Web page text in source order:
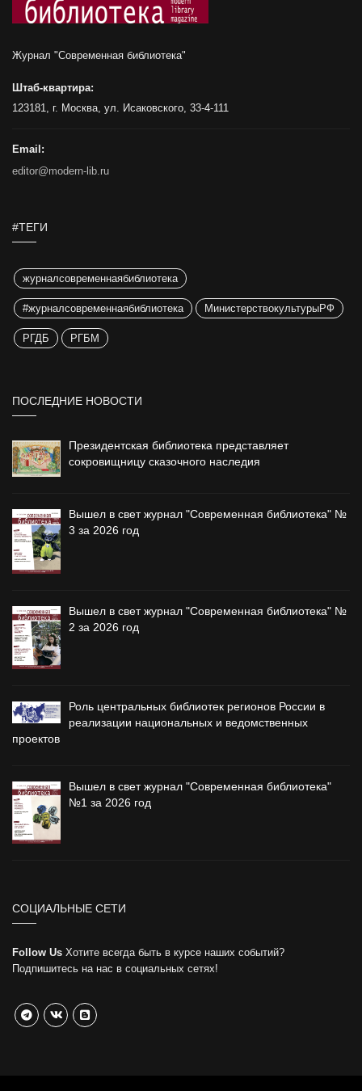
Журнал "Современная библиотека"
Штаб-квартира:
123181, г. Москва, ул. Исаковского, 33-4-111
Email:
editor@modern-lib.ru
#ТЕГИ
журналсовременнаябиблиотека
#журналсовременнаябиблиотека МинистерствокультурыРФ
РГДБ РГБМ
ПОСЛЕДНИЕ НОВОСТИ
Президентская библиотека представляет
сокровищницу сказочного наследия
Вышел в свет журнал "Современная библиотека" №
3 за 2026 год
Вышел в свет журнал "Современная библиотека" №
2 за 2026 год
Роль центральных библиотек регионов России в
реализации национальных и ведомственных
проектов
Вышел в свет журнал "Современная библиотека"
№1 за 2026 год
СОЦИАЛЬНЫЕ СЕТИ
Follow Us Хотите всегда быть в курсе наших событий?
Подпишитесь на нас в социальных сетях!